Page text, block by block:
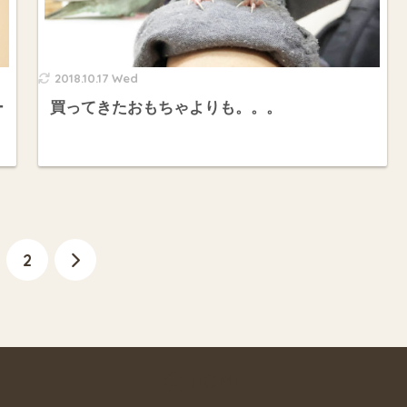
2018.10.17 Wed
買ってきたおもちゃよりも。。。
2